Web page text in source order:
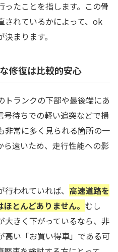
たことを指します。この骨
されているかによって、ok
まります。
修復は比較的安心
トランクの下部や最後端にあ
号待ちでの軽い追突などで損
非常に多く見られる箇所の一
ら遠いため、走行性能への影
われていれば、 高速道路を
とんどありません。 むし
大きく下がっているなら、非
高い「お買い得車」である可